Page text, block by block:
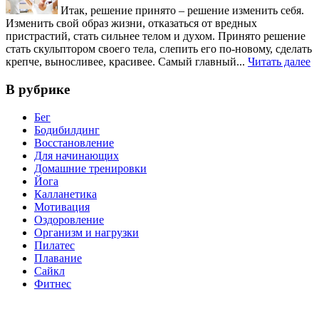
Итак, решение принято – решение изменить себя.
Изменить свой образ жизни, отказаться от вредных
пристрастий, стать сильнее телом и духом. Принято решение
стать скульптором своего тела, слепить его по-новому, сделать
крепче, выносливее, красивее. Самый главный... Читать далее
В рубрике
Бег
Бодибилдинг
Восстановление
Для начинающих
Домашние тренировки
Йога
Калланетика
Мотивация
Оздоровление
Организм и нагрузки
Пилатес
Плавание
Сайкл
Фитнес